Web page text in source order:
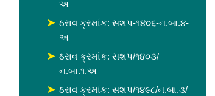
અ
ઠરાવ ક્રમાંક: સશપ-૧૪૦૬-ન.બા.૪-
અ
ઠરાવ ક્રમાંક: સશપ/૧૪૦૩/
ન.બા.૧.અ
ઠરાવ ક્રમાંક: સશપ/૧૪૯૮/ન.બા.૩/